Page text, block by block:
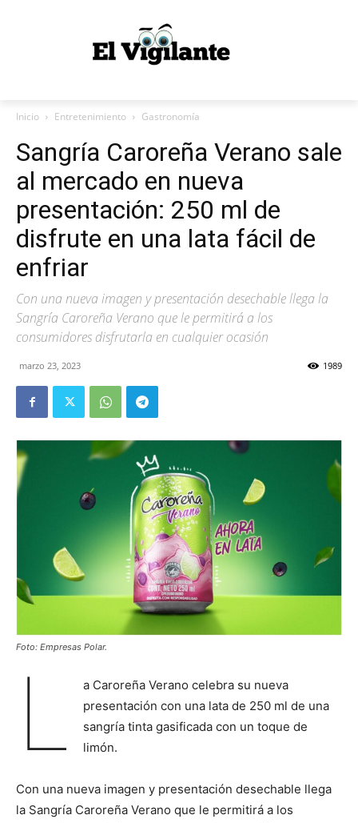
Inicio Entretenimiento Gastronomía
Sangría Caroreña Verano sale
al mercado en nueva
presentación: 250 ml de
disfrute en una lata fácil de
enfriar
Con una nueva imagen y presentación desechable llega la
Sangría Caroreña Verano que le permitirá a los
consumidores disfrutarla en cualquier ocasión
marzo 23, 2023 1989
Foto: Empresas Polar.
L
a Caroreña Verano celebra su nueva
presentación con una lata de 250 ml de una
sangría tinta gasificada con un toque de
limón.
Con una nueva imagen y presentación desechable llega
la Sangría Caroreña Verano que le permitirá a los